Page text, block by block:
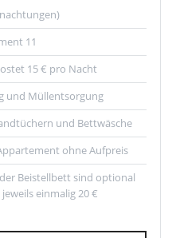
11
15 € pro Nacht
und Müllentsorgung
und Bettwäsche
ohne Aufpreis
Beistellbett sind optional
einmalig 20 €